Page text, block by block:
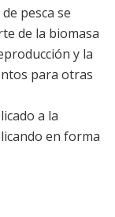
pesca se
de la biomasa
y la
para otras
a la
en forma